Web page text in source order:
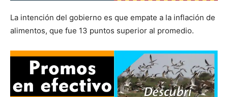
La intención del gobierno es que empate a la inflación de
alimentos, que fue 13 puntos superior al promedio.